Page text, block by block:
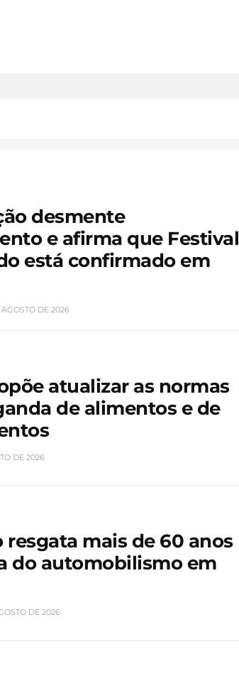
desmente
e afirma que Festival
está confirmado em
DE 2026
atualizar as normas
de alimentos e de
DE 2026
resgata mais de 60 anos
do automobilismo em
DE 2026